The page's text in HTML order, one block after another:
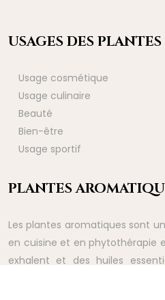
USAGES DES PLANTES
Usage cosmétique
Usage culinaire
Beauté
Bien-être
Usage sportif
PLANTES
Les plantes aromatiques sont
en cuisine et en phytothérapie
exhalent et des huiles